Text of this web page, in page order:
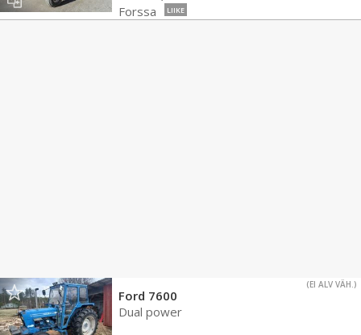
Forssa
LIIKE
(EI ALV VÄH.)
Ford 7600
Dual power